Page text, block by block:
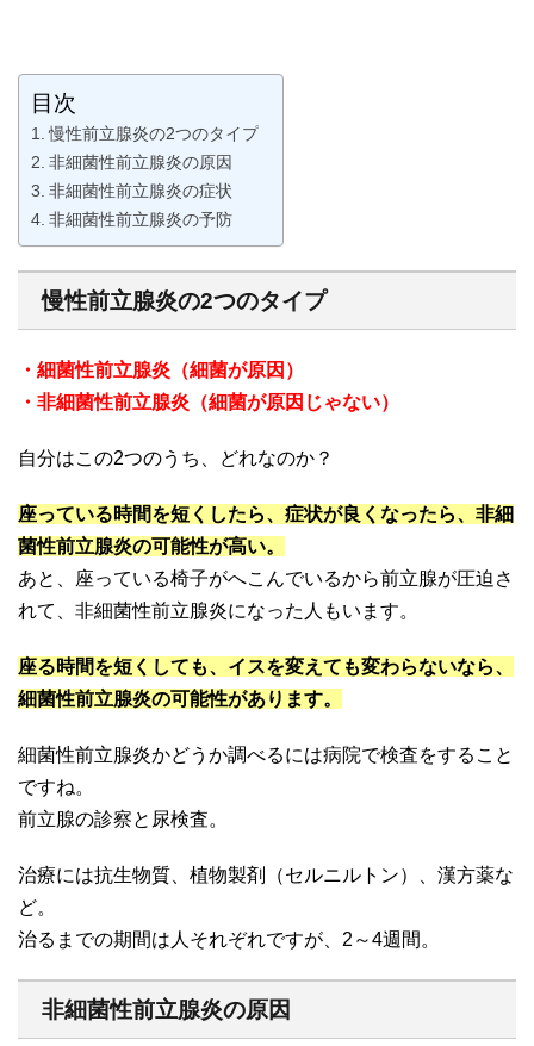
目次
慢性前立腺炎の2つのタイプ
非細菌性前立腺炎の原因
非細菌性前立腺炎の症状
非細菌性前立腺炎の予防
慢性前立腺炎の2つのタイプ
・細菌性前立腺炎（細菌が原因）
・非細菌性前立腺炎（細菌が原因じゃない）
自分はこの2つのうち、どれなのか？
座っている時間を短くしたら、症状が良くなったら、非細
菌性前立腺炎の可能性が高い。
あと、座っている椅子がへこんでいるから前立腺が圧迫さ
れて、非細菌性前立腺炎になった人もいます。
座る時間を短くしても、イスを変えても変わらないなら、
細菌性前立腺炎の可能性があります。
細菌性前立腺炎かどうか調べるには病院で検査をすること
ですね。
前立腺の診察と尿検査。
治療には抗生物質、植物製剤（セルニルトン）、漢方薬な
ど。
治るまでの期間は人それぞれですが、2～4週間。
非細菌性前立腺炎の原因